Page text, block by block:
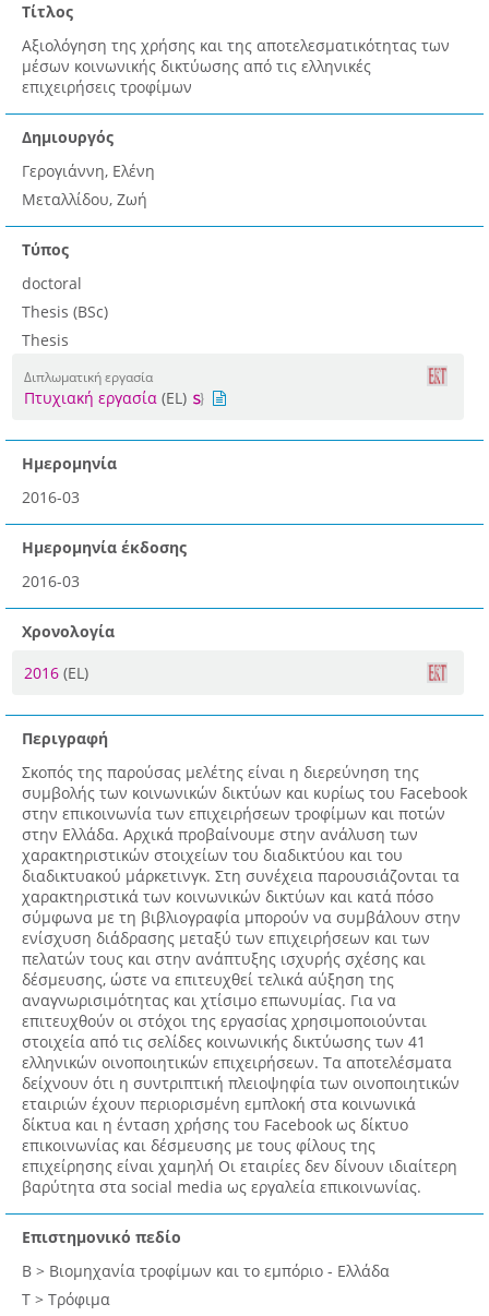
Τίτλος
Αξιολόγηση της χρήσης και της αποτελεσματικότητας των
μέσων κοινωνικής δικτύωσης από τις ελληνικές
επιχειρήσεις τροφίμων
Δημιουργός
Γερογιάννη, Ελένη
Μεταλλίδου, Ζωή
Τύπος
doctoral
Thesis (BSc)
Thesis
Διπλωματική εργασία
Πτυχιακή εργασία (EL)
Ημερομηνία
2016-03
Ημερομηνία έκδοσης
2016-03
Χρονολογία
2016 (EL)
Περιγραφή
Σκοπός της παρούσας μελέτης είναι η διερεύνηση της
συμβολής των κοινωνικών δικτύων και κυρίως του Facebook
στην επικοινωνία των επιχειρήσεων τροφίμων και ποτών
στην Ελλάδα. Αρχικά προβαίνουμε στην ανάλυση των
χαρακτηριστικών στοιχείων του διαδικτύου και του
διαδικτυακού μάρκετινγκ. Στη συνέχεια παρουσιάζονται τα
χαρακτηριστικά των κοινωνικών δικτύων και κατά πόσο
σύμφωνα με τη βιβλιογραφία μπορούν να συμβάλουν στην
ενίσχυση διάδρασης μεταξύ των επιχειρήσεων και των
πελατών τους και στην ανάπτυξης ισχυρής σχέσης και
δέσμευσης, ώστε να επιτευχθεί τελικά αύξηση της
αναγνωρισιμότητας και χτίσιμο επωνυμίας. Για να
επιτευχθούν οι στόχοι της εργασίας χρησιμοποιούνται
στοιχεία από τις σελίδες κοινωνικής δικτύωσης των 41
ελληνικών οινοποιητικών επιχειρήσεων. Τα αποτελέσματα
δείχνουν ότι η συντριπτική πλειοψηφία των οινοποιητικών
εταιριών έχουν περιορισμένη εμπλοκή στα κοινωνικά
δίκτυα και η ένταση χρήσης του Facebook ως δίκτυο
επικοινωνίας και δέσμευσης με τους φίλους της
επιχείρησης είναι χαμηλή Οι εταιρίες δεν δίνουν ιδιαίτερη
βαρύτητα στα social media ως εργαλεία επικοινωνίας.
Επιστημονικό πεδίο
Β > Βιομηχανία τροφίμων και το εμπόριο - Ελλάδα
Τ > Τρόφιμα